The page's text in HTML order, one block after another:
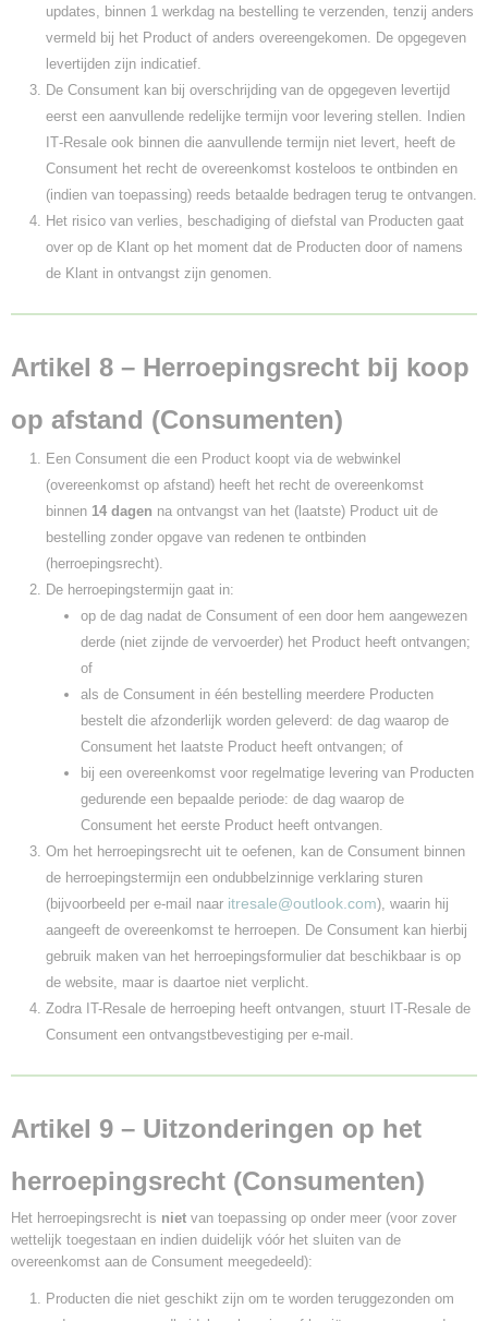
updates, binnen 1 werkdag na bestelling te verzenden, tenzij anders
vermeld bij het Product of anders overeengekomen. De opgegeven
levertijden zijn indicatief.
De Consument kan bij overschrijding van de opgegeven levertijd
eerst een aanvullende redelijke termijn voor levering stellen. Indien
IT‑Resale ook binnen die aanvullende termijn niet levert, heeft de
Consument het recht de overeenkomst kosteloos te ontbinden en
(indien van toepassing) reeds betaalde bedragen terug te ontvangen.
Het risico van verlies, beschadiging of diefstal van Producten gaat
over op de Klant op het moment dat de Producten door of namens
de Klant in ontvangst zijn genomen.
Artikel 8 – Herroepingsrecht bij koop
op afstand (Consumenten)
Een Consument die een Product koopt via de webwinkel
(overeenkomst op afstand) heeft het recht de overeenkomst
binnen 14 dagen na ontvangst van het (laatste) Product uit de
bestelling zonder opgave van redenen te ontbinden
(herroepingsrecht).
De herroepingstermijn gaat in:
op de dag nadat de Consument of een door hem aangewezen
derde (niet zijnde de vervoerder) het Product heeft ontvangen;
of
als de Consument in één bestelling meerdere Producten
bestelt die afzonderlijk worden geleverd: de dag waarop de
Consument het laatste Product heeft ontvangen; of
bij een overeenkomst voor regelmatige levering van Producten
gedurende een bepaalde periode: de dag waarop de
Consument het eerste Product heeft ontvangen.
Om het herroepingsrecht uit te oefenen, kan de Consument binnen
de herroepingstermijn een ondubbelzinnige verklaring sturen
(bijvoorbeeld per e‑mail naar itresale@outlook.com), waarin hij
aangeeft de overeenkomst te herroepen. De Consument kan hierbij
gebruik maken van het herroepingsformulier dat beschikbaar is op
de website, maar is daartoe niet verplicht.
Zodra IT-Resale de herroeping heeft ontvangen, stuurt IT‑Resale de
Consument een ontvangstbevestiging per e‑mail.
Artikel 9 – Uitzonderingen op het
herroepingsrecht (Consumenten)
Het herroepingsrecht is niet van toepassing op onder meer (voor zover
wettelijk toegestaan en indien duidelijk vóór het sluiten van de
overeenkomst aan de Consument meegedeeld):
Producten die niet geschikt zijn om te worden teruggezonden om